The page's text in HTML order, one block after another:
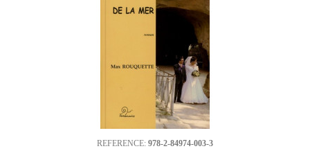
REFERENCE: 978-2-84974-003-3